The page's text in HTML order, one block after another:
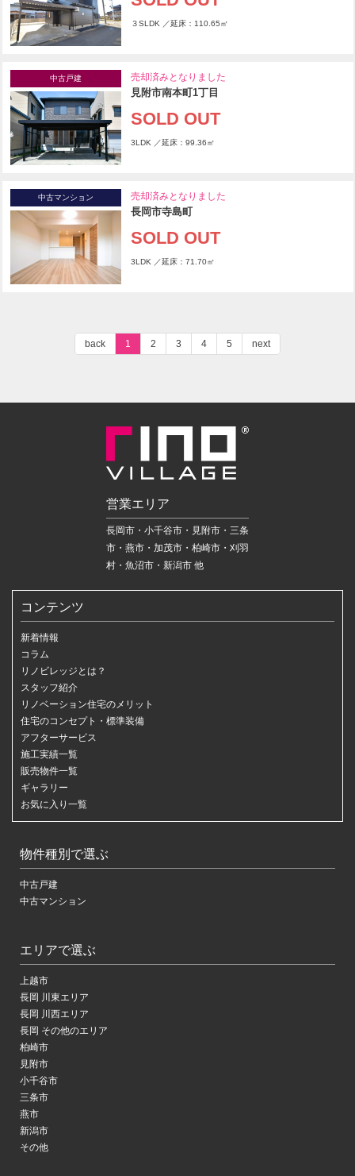
３SLDK ／延床：110.65㎡
中古戸建 売却済みとなりました
見附市南本町1丁目
SOLD OUT
3LDK ／延床：99.36㎡
中古マンション 売却済みとなりました
長岡市寺島町
SOLD OUT
3LDK ／延床：71.70㎡
back 1 2 3 4 5 next
営業エリア
長岡市・小千谷市・見附市・三条
市・燕市・加茂市・柏崎市・刈羽
村・魚沼市・新潟市 他
コンテンツ
新着情報
コラム
リノビレッジとは？
スタッフ紹介
リノベーション住宅のメリット
住宅のコンセプト・標準装備
アフターサービス
施工実績一覧
販売物件一覧
ギャラリー
お気に入り一覧
物件種別で選ぶ
中古戸建
中古マンション
エリアで選ぶ
上越市
長岡 川東エリア
長岡 川西エリア
長岡 その他のエリア
柏崎市
見附市
小千谷市
三条市
燕市
新潟市
その他